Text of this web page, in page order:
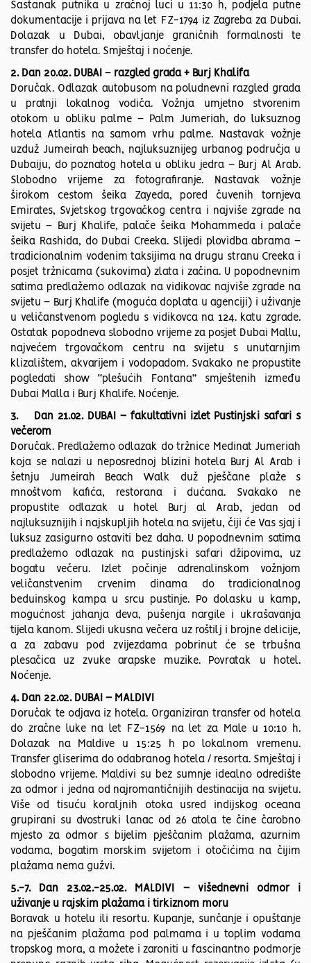
Sastanak putnika u zračnoj luci u 11:30 h, podjela putne
dokumentacije i prijava na let FZ-1794 iz Zagreba za Dubai.
Dolazak u Dubai, obavljanje graničnih formalnosti te
transfer do hotela. Smještaj i noćenje.
2. Dan 20.02. DUBAI – razgled grada + Burj Khalifa
Doručak. Odlazak autobusom na poludnevni razgled grada
u pratnji lokalnog vodiča. Vožnja umjetno stvorenim
otokom u obliku palme –
Palm Jumeriah, do luksuznog
hotela Atlantis na samom vrhu palme. Nastavak vožnje
uzduž Jumeirah beach, najluksuznijeg urbanog područja u
Dubaiju, do poznatog hotela u obliku jedra – Burj Al Arab.
Slobodno vrijeme za fotografiranje. Nastavak vožnje
širokom cestom šeika Zayeda, pored čuvenih tornjeva
Emirates, Svjetskog trgovačkog centra i najviše zgrade na
svijetu–
Burj Khalife, palače šeika Mohammeda i palače
šeika Rashida, do Dubai Creeka. Slijedi plovidba abrama –
tradicionalnim vodenim taksijima na drugu stranu Creeka i
posjet tržnicama (sukovima) zlata i začina. U popodnevnim
satima predlažemo odlazak na vidikovac najviše zgrade na
svijetu– Burj Khalife (moguća doplata u agenciji) i uživanje
u veličanstvenom pogledu s vidikovca na 124. katu zgrade.
Ostatak popodneva slobodno vrijeme za posjet Dubai Mallu,
najvećem trgovačkom centru na svijetu s unutarnjim
klizalištem, akvarijem i vodopadom. Svakako ne propustite
pogledati show “plešućih Fontana” smještenih između
Dubai Malla i Burj Khalife. Noćenje.
3. Dan 21.02. DUBAI – fakultativni izlet Pustinjski safari s
večerom
Doručak. Predlažemo odlazak do tržnice Medinat Jumeriah
koja se nalazi u neposrednoj blizini hotela Burj Al Arab i
šetnju Jumeirah Beach Walk duž pješčane plaže s
mnoštvom kafića, restorana i dućana. Svakako ne
propustite odlazak u hotel Burj al Arab, jedan od
najluksuznijih i najskupljih hotela na svijetu, čiji će Vas sjaj i
luksuz zasigurno ostaviti bez daha. U popodnevnim satima
predlažemo odlazak na pustinjski safari džipovima, uz
bogatu večeru. Izlet počinje adrenalinskom vožnjom
veličanstvenim crvenim dinama do tradicionalnog
beduinskog kampa u srcu pustinje. Po dolasku u kamp,
mogućnost jahanja deva, pušenja nargile i ukrašavanja
tijela kanom. Slijedi ukusna večera uz roštilj i brojne delicije,
a za zabavu pod zvijezdama pobrinut će se trbušna
plesačica uz zvuke arapske muzike. Povratak u hotel.
Noćenje.
4. Dan 22.02. DUBAI – MALDIVI
Doručak te odjava iz hotela. Organiziran transfer od hotela
do zračne luke na let FZ-1569 na let za Male u 10:10 h.
Dolazak na Maldive u 15:25 h po lokalnom vremenu.
Transfer gliserima do odabranog hotela / resorta. Smještaj i
slobodno vrijeme. Maldivi su bez sumnje idealno odredište
za odmor i jedna od najromantičnijih destinacija na svijetu.
Više od tisuću koraljnih otoka usred indijskog oceana
grupirani su dvostruki lanac od 26 atola te čine čarobno
mjesto za odmor s bijelim pješčanim plažama, azurnim
vodama, bogatim morskim svijetom i otočićima na čijim
plažama nema gužvi.
5.-7. Dan 23.02.-25.02. MALDIVI – višednevni odmor i
uživanje u rajskim plažama i tirkiznom moru
Boravak u hotelu ili resortu. Kupanje, sunčanje i opuštanje
na pješčanim plažama pod palmama i u toplim vodama
tropskog mora, a možete i zaroniti u fascinantno podmorje